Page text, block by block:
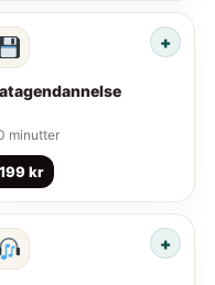
minutter
199 kr